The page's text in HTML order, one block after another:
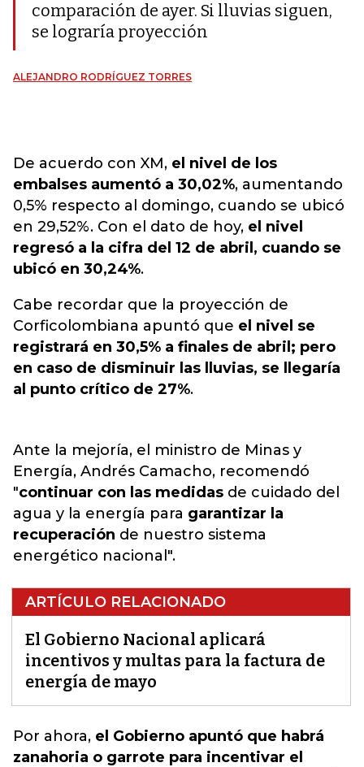
comparación de ayer. Si lluvias siguen,
se lograría proyección
ALEJANDRO RODRÍGUEZ TORRES
De acuerdo con XM, el nivel de los
embalses aumentó a 30,02%, aumentando
0,5% respecto al domingo, cuando se ubicó
en 29,52%. Con el dato de hoy, el nivel
regresó a la cifra del 12 de abril, cuando se
ubicó en 30,24%.
Cabe recordar que la proyección de
Corficolombiana apuntó que el nivel se
registrará en 30,5% a finales de abril; pero
en caso de disminuir las lluvias, se llegaría
al punto crítico de 27%.
Ante la mejoría, el ministro de Minas y
Energía, Andrés Camacho, recomendó
"continuar con las medidas de cuidado del
agua y la energía para garantizar la
recuperación de nuestro sistema
energético nacional".
ARTÍCULO RELACIONADO
El Gobierno Nacional aplicará
incentivos y multas para la factura de
energía de mayo
Por ahora, el Gobierno apuntó que habrá
zanahoria o garrote para incentivar el